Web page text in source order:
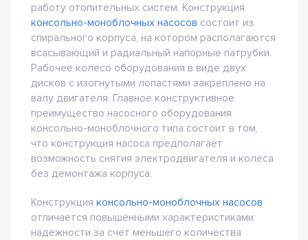
работу отопительных систем. Конструкция
консольно-моноблочных насосов состоит из
спирального корпуса, на котором располагаются
всасывающий и радиальный напорные патрубки.
Рабочее колесо оборудования в виде двух
дисков с изогнутыми лопастями закреплено на
валу двигателя. Главное конструктивное
преимущество насосного оборудования
консольно-моноблочного типа состоит в том,
что конструкция насоса предполагает
возможность снятия электродвигателя и колеса
без демонтажа корпуса.
Конструкция консольно-моноблочных насосов
отличается повышенными характеристиками
надежности за счет меньшего количества